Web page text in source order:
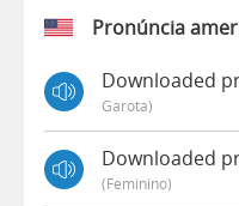
Pronúncia
Downloaded
Garota)
Downloaded
(feminino)